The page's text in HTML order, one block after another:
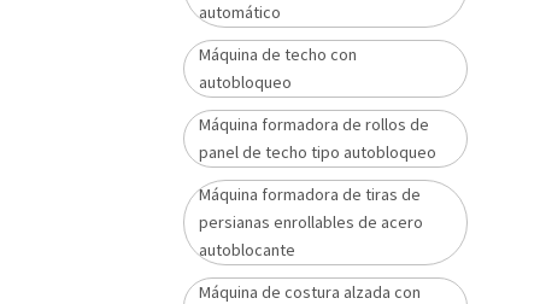
automático
Máquina de techo con
autobloqueo
Máquina formadora de rollos de
panel de techo tipo autobloqueo
Máquina formadora de tiras de
persianas enrollables de acero
autoblocante
Máquina de costura alzada con